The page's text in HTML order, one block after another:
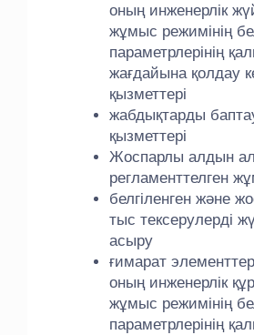
оның инженерлік
жұмыс режимінің
параметрлерінің
жағдайына қолдау
қызметтері
жабдықтарды
қызметтері
Жоспарлы алдын
регламенттелген
белгіленген және
тыс тексерулерді
асыру
ғимарат
оның инженерлік
жұмыс режимінің
параметрлерінің